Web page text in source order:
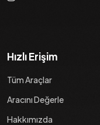
Hızlı Erişim
Tüm Araçlar
Aracını Değerle
Hakkımızda